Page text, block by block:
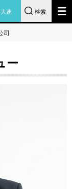
大連 検索
司
ー